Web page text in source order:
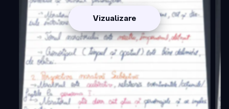
Vizualizare